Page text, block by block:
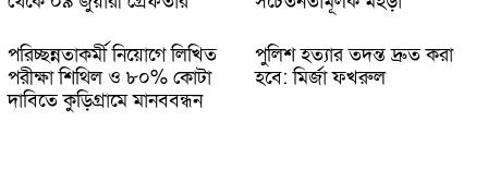
পরিচ্ছন্নতাকর্মী নিয়োগে লিখিত
পরীক্ষা শিথিল ও ৮০% কোটা
দাবিতে কুড়িগ্রামে মানববন্ধন
পুলিশ হত্যার তদন্ত দ্রুত করা
হবে: মির্জা ফখরুল